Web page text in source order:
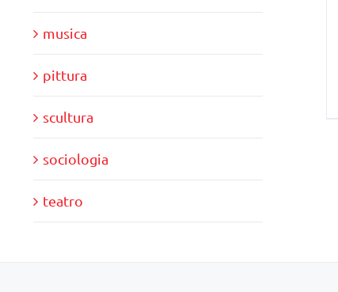
musica
pittura
scultura
sociologia
teatro